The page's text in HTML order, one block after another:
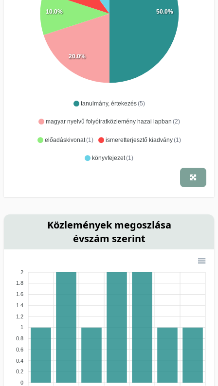
tanulmány, értekezés(5)
magyar nyelvű folyóiratközlemény hazai lapban (2)
előadáskivonat(1) ismeretterjesztő kiadvány(1)
könyvfejezet(1)
50.0%
20.0%
10.0%
Közlemények megoszlása
évszám szerint
2
1.8
1.6
1.4
1.2
1
0.8
0.6
0.4
0.2
0